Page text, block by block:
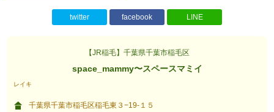
twitter facebook LINE
【JR稲毛】千葉県千葉市稲毛区
space_mammy〜スペースマミイ
レイキ
千葉県千葉市稲毛区稲毛東３−19-１５